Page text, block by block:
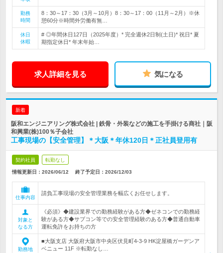
勤務
時間
8：30～17：30（3月～10月）8：30～17：00（11月～2月）※休
憩60分※時間外労働有無…
休日
休暇
# ◎年間休日127日（2025年度）* 完全週休2日制(土日)* 祝日* 夏
期指定休日* 年末年始…
求人詳細を見る 気になる
新着
阪和エンジニアリング株式会社 | 鉄骨・外装などの施工を手掛ける商社｜阪
和興業(株)100％子会社
工事現場の【安全管理】＊大阪＊年休120日＊正社員登用有
契約社員 転勤なし
情報更新日：2026/06/12 終了予定日： 2026/12/03
仕事内容
請負工事現場の安全管理業務を幅広くお任せします。
対象と
なる方
《必須》◆建設業界での勤務経験がある方◆ゼネコンでの勤務経
験がある方◆サブコン等での安全管理経験のある方◆普通自動車
運転免許をお持ちの方
勤務地
■大阪支店 大阪府大阪市中央区伏見町4-3-9 HK淀屋橋ガーデンア
ベニュー 11F ※転勤なし…